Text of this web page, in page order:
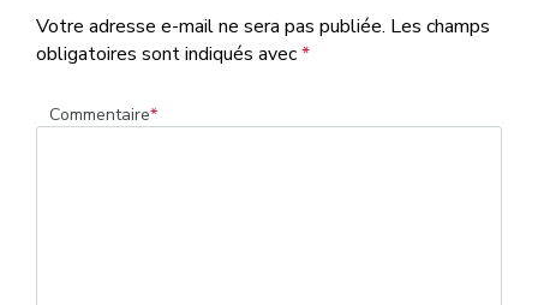
Votre adresse e-mail ne sera pas publiée. Les champs
obligatoires sont indiqués avec*
Commentaire*